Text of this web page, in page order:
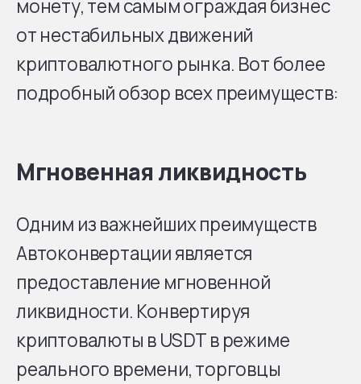
монету, тем самым ограждая бизнес
от нестабильных движений
криптовалютного рынка. Вот более
подробный обзор всех преимуществ:
Мгновенная ликвидность
Одним из важнейших преимуществ
Автоконвертации является
предоставление мгновенной
ликвидности. Конвертируя
криптовалюты в USDT в режиме
реального времени, торговцы